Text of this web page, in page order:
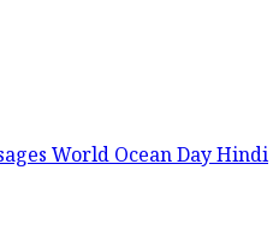
World Ocean Day Hindi